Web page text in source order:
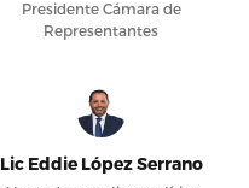
Presidente Cámara de
Representantes
Lic Eddie López Serrano